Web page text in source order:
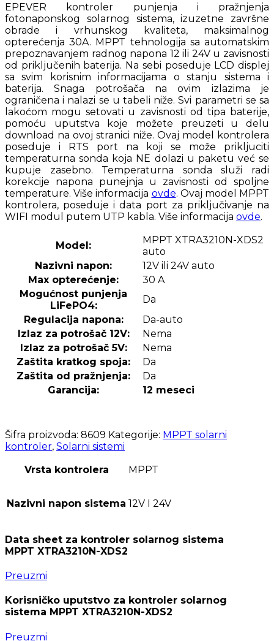
EPEVER kontroler punjenja i pražnjenja
fotonaponskog solarnog sistema, izuzetne završne
obrade i vrhunskog kvaliteta, maksimalnog
opterećenja 30A. MPPT tehnologija sa automatskim
prepoznavanjem radnog napona 12 ili 24V u zavisnosti
od priključenih baterija. Na sebi poseduje LCD displej
sa svim korisnim informacijama o stanju sistema i
baterija. Snaga potrošača na ovim izlazima je
ograničena i nalazi se u tabeli niže. Svi parametri se sa
lakoćom mogu setovati u zavisnosti od tipa baterije,
pomoću uputstva koje možete preuzeti u delu
download na ovoj stranici niže. Ovaj model kontrolera
poseduje i RTS port na koji se može prikljuciti
temperaturna sonda koja NE dolazi u paketu već se
kupuje zasebno. Temperaturna sonda služi radi
korekcije napona punejnja u zavisnosti od spoljne
temperature. Više informacija ovde. Ovaj model MPPT
kontrolera, poseduje i data port za priključivanje na
WIFI modul putem UTP kabla. Više informacija ovde.
Model:
MPPT XTRA3210N-XDS2
auto
Nazivni napon:
12V ili 24V auto
Max opterećenje:
30 A
Mogućnost punjenja
LiFePO4:
Da
Regulacija napona:
Da-auto
Izlaz za potrošač 12V:
Nema
Izlaz za potrošač 5V:
Nema
Zaštita kratkog spoja:
Da
Zaštita od pražnjenja:
Da
Garancija:
12 meseci
Šifra proizvoda: 8609 Kategorije: MPPT solarni
kontroler, Solarni sistemi
Vrsta kontrolera
MPPT
Nazivni napon sistema 12V I 24V
Data sheet za kontroler solarnog sistema
MPPT XTRA3210N-XDS2
Preuzmi
Korisničko uputstvo za kontroler solarnog
sistema MPPT XTRA3210N-XDS2
Preuzmi